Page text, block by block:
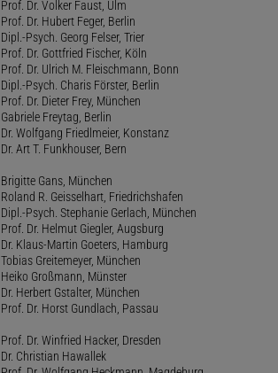
Prof. Dr. Volker Faust, Ulm
Prof. Dr. Hubert Feger, Berlin
Dipl.-Psych. Georg Felser, Trier
Prof. Dr. Gottfried Fischer, Köln
Prof. Dr. Ulrich M. Fleischmann, Bonn
Dipl.-Psych. Charis Förster, Berlin
Prof. Dr. Dieter Frey, München
Gabriele Freytag, Berlin
Dr. Wolfgang Friedlmeier, Konstanz
Dr. Art T. Funkhouser, Bern
Brigitte Gans, München
Roland R. Geisselhart, Friedrichshafen
Dipl.-Psych. Stephanie Gerlach, München
Prof. Dr. Helmut Giegler, Augsburg
Dr. Klaus-Martin Goeters, Hamburg
Tobias Greitemeyer, München
Heiko Großmann, Münster
Dr. Herbert Gstalter, München
Prof. Dr. Horst Gundlach, Passau
Prof. Dr. Winfried Hacker, Dresden
Dr. Christian Hawallek